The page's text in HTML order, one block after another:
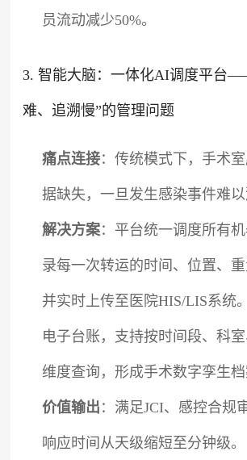
员流动减少50%。
3. 智能大脑：一体化AI调度平台
难、追溯慢”的管理问题
痛点连接：传统模式下，手术
据缺失，一旦发生感染事件难以
解决方案：平台统一调度所有
录每一次转运的时间、位置、重
并实时上传至医院HIS/LIS系统
电子台账，支持按时间段、科
维度查询，形成手术数字孪生档
价值输出 ：满足JCI、感控合规
响应时间从天级缩短至分钟级。